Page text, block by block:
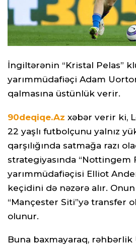
İngiltərənin “Kristal Pelas”
yarımmüdafiəçi Adam
qalmasına üstünlük verir.
90deqiqe.Az xəbər verir ki,
22 yaşlı futbolçunu yalnız
qarşılığında satmağa razı
strategiyasında “Nottingem
yarımmüdafiəçisi Elliot
keçidini də nəzərə alır.
“Mançester Siti”yə transfer
olunur.
Buna baxmayaraq,